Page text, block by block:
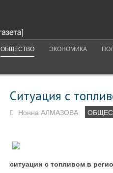
ОБЩЕСТВО ЭКОНОМИКА
Ситуация с
Нонна АЛМАЗОВА
ситуации с топливом в